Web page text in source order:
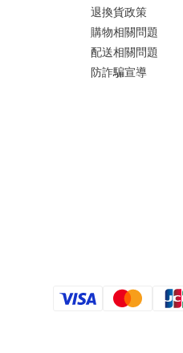
退換貨政策
購物相關問題
配送相關問題
防詐騙宣導